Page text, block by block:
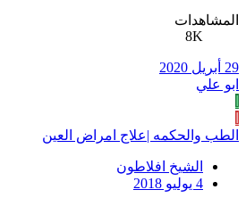
المشاهدات
8K
29 أبريل 2020
ابو علي
الطب والحكمه |علاج امراض العين
الشيخ افلاطون
4 يوليو 2018